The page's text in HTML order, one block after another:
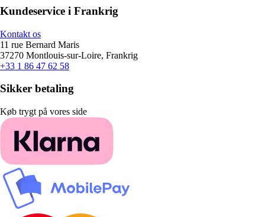
Kundeservice i Frankrig
Kontakt os
11 rue Bernard Maris
37270 Montlouis-sur-Loire, Frankrig
+33 1 86 47 62 58
Sikker betaling
Køb trygt på vores side